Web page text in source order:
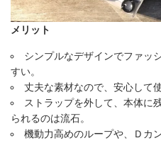
メリット
シンプルなデザインでファッ
すい。
丈夫な素材なので、安心して
ストラップを外して、本体に
られるのは流石。
機動力高めのループや、Ｄカ